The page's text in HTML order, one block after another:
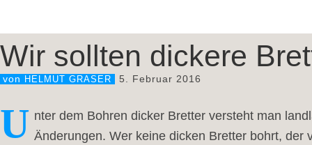
Wir sollten dickere
von HELMUT GRASER 5. Februar 2016
U nter dem Bohren dicker Bretter versteht man
Änderungen. Wer keine dicken Bretter bohrt,